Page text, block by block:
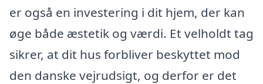
er også en investering i dit hjem, der kan
øge både æstetik og værdi. Et velholdt tag
sikrer, at dit hus forbliver beskyttet mod
den danske vejrudsigt, og derfor er det